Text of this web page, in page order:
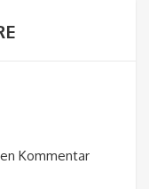
Kommentar